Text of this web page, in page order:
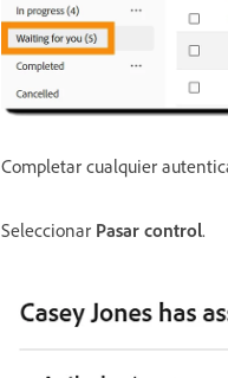
Completar cualquier
Seleccionar Pasar control.